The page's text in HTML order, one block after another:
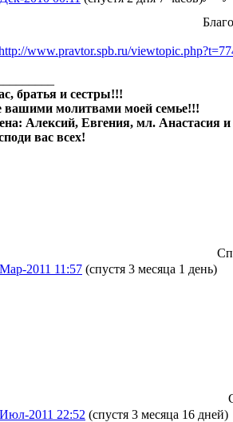
www.pravtor.spb.ru/
братья и сестры!!!
вашими молитвами моей семье!!!
Алексий, Евгения, мл. Анастасия и
вас всех!
2011 11:57 (спустя 3 месяца 1 день)
2011 22:52 (спустя 3 месяца 16 дней)